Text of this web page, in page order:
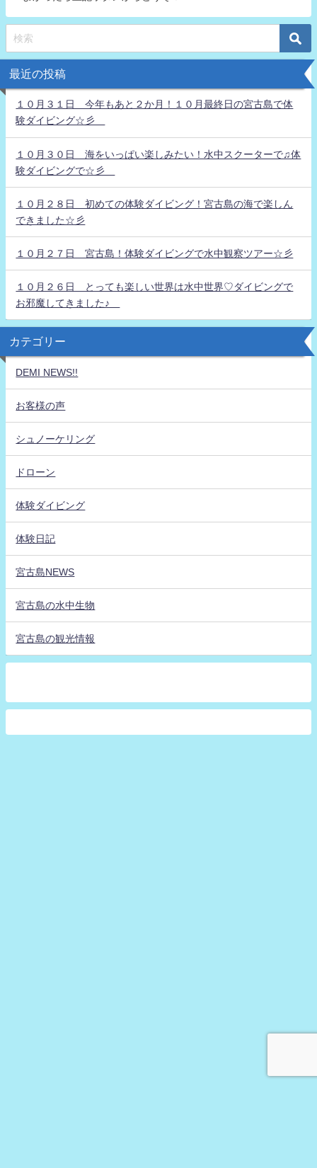
最近の投稿
１０月３１日 今年もあと２か月！１０月最終日の宮古島で体
験ダイビング☆彡
１０月３０日 海をいっぱい楽しみたい！水中スクーターで♫体
験ダイビングで☆彡
１０月２８日 初めての体験ダイビング！宮古島の海で楽しん
できました☆彡
１０月２７日 宮古島！体験ダイビングで水中観察ツアー☆彡
１０月２６日 とっても楽しい世界は水中世界♡ダイビングで
お邪魔してきました♪
カテゴリー
DEMI NEWS!!
お客様の声
シュノーケリング
ドローン
体験ダイビング
体験日記
宮古島NEWS
宮古島の水中生物
宮古島の観光情報